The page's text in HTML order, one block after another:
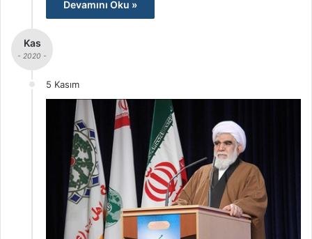
Devamını Oku »
Kas
- 2020 -
5 Kasım